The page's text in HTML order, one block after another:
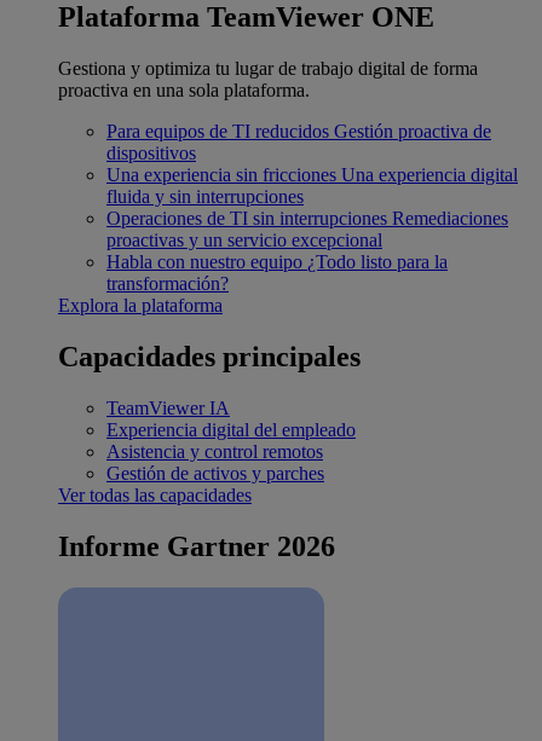
Plataforma TeamViewer ONE
Gestiona y optimiza tu lugar de trabajo digital de forma
proactiva en una sola plataforma.
Para equipos de TI reducidos Gestión proactiva de
dispositivos
Una experiencia sin fricciones Una experiencia digital
fluida y sin interrupciones
Operaciones de TI sin interrupciones Remediaciones
proactivas y un servicio excepcional
Habla con nuestro equipo ¿Todo listo para la
transformación?
Explora la plataforma
Capacidades principales
TeamViewer IA
Experiencia digital del empleado
Asistencia y control remotos
Gestión de activos y parches
Ver todas las capacidades
Informe Gartner 2026